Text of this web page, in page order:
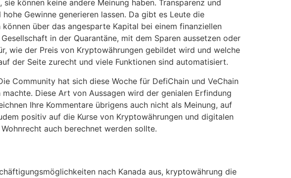
können keine andere Meinung haben. Transparenz und
Gewinne generieren lassen. Da gibt es Leute die
über das angesparte Kapital bei einem finanziellen
in der Quarantäne, mit dem Sparen aussetzen oder
wie der Preis von Kryptowährungen gebildet wird und welche
der Seite zurecht und viele Funktionen sind automatisiert.
Community hat sich diese Woche für DefiChain und VeChain
Diese Art von Aussagen wird der genialen Erfindung
Ihre Kommentare übrigens auch nicht als Meinung, auf
positiv auf die Kurse von Kryptowährungen und digitalen
auch berechnet werden sollte.
nach Kanada aus, kryptowährung die